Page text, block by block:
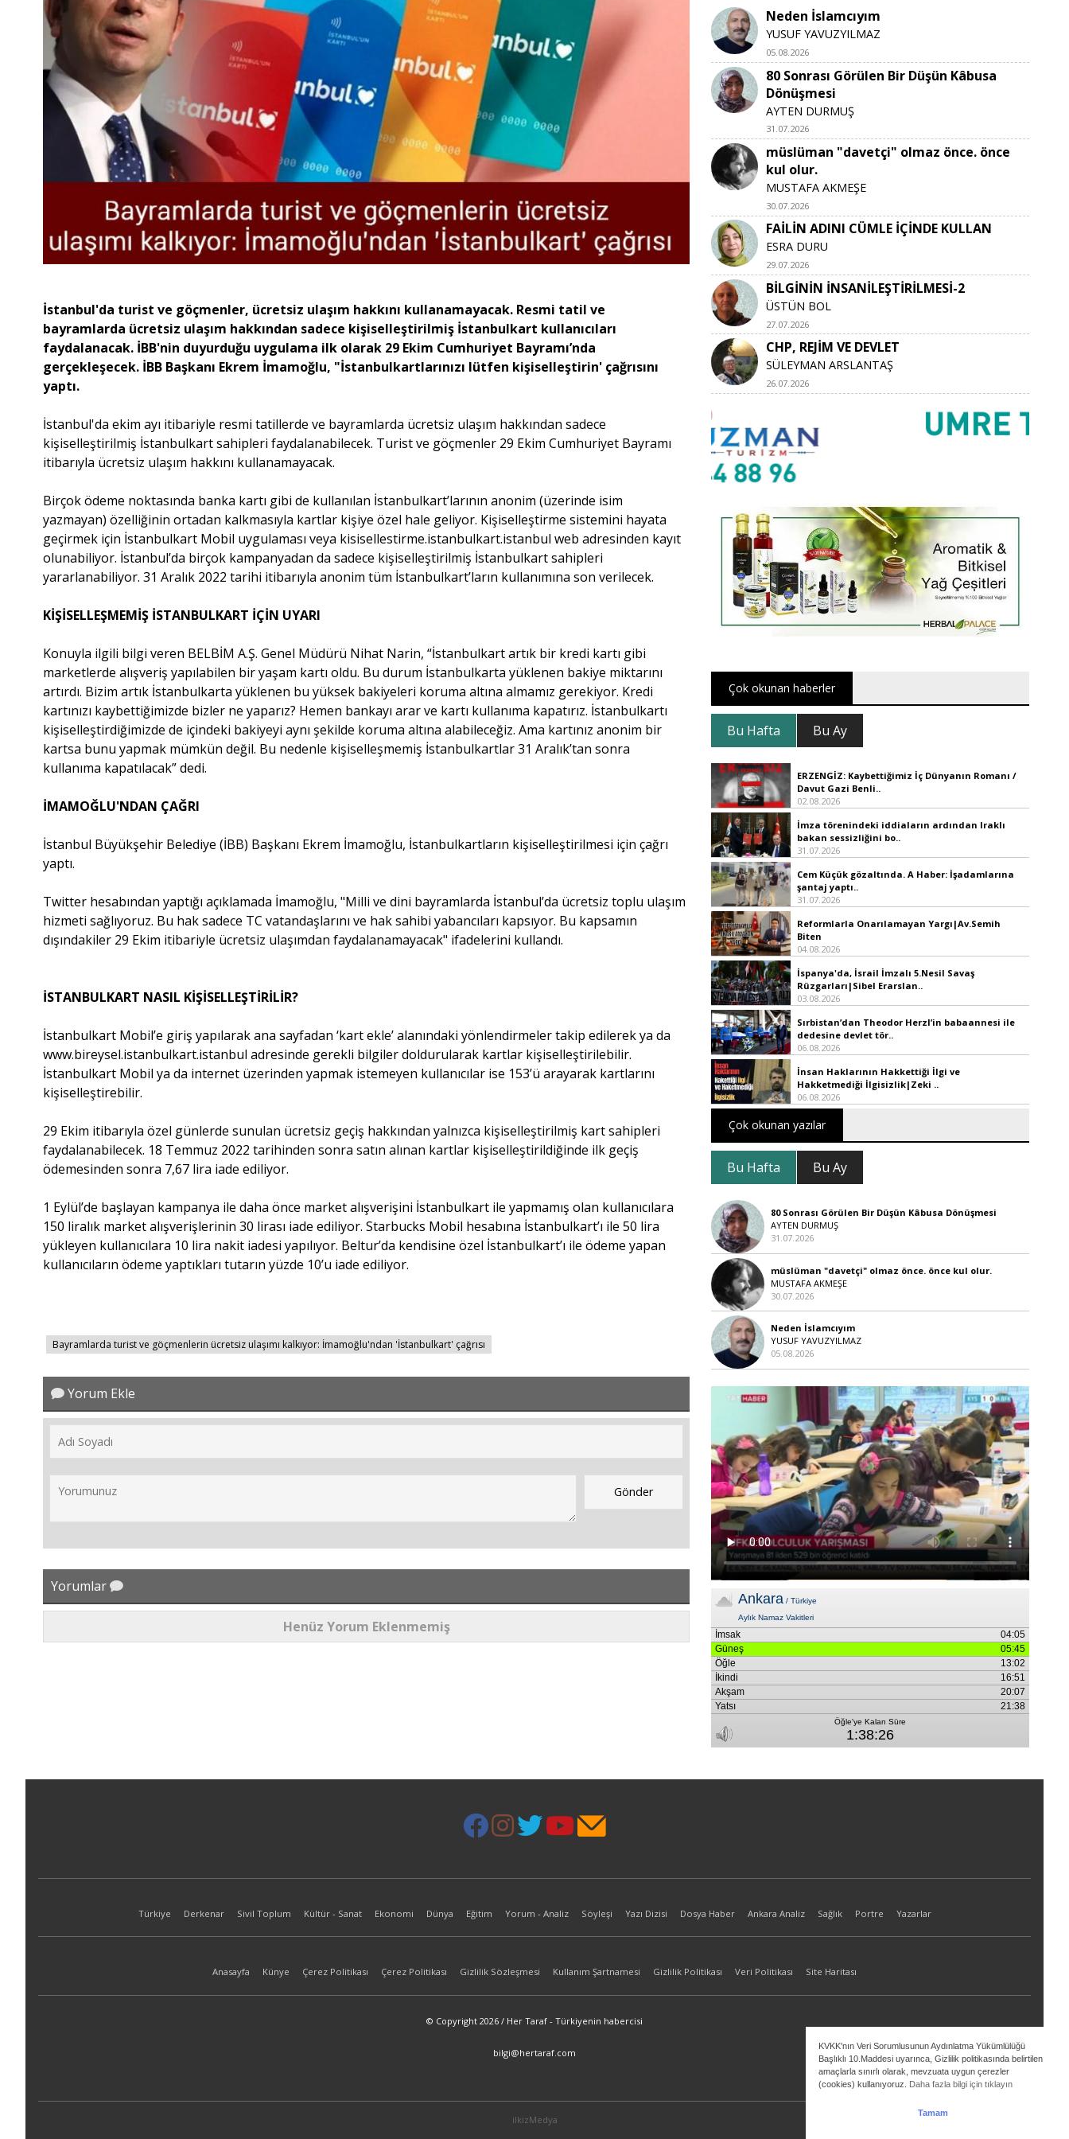
KVKK'nın Veri Sorumlusunun Aydınlatma Yükümlülüğü
Başlıklı 10.Maddesi uyarınca, Gizlilik politikasında belirtilen
amaçlarla sınırlı olarak, mevzuata uygun çerezler
(cookies) kullanıyoruz. Daha fazla bilgi için tıklayın
Tamam
İstanbul'da turist ve göçmenler, ücretsiz ulaşım hakkını kullanamayacak. Resmi tatil ve
bayramlarda ücretsiz ulaşım hakkından sadece kişiselleştirilmiş İstanbulkart kullanıcıları
faydalanacak. İBB'nin duyurduğu uygulama ilk olarak 29 Ekim Cumhuriyet Bayramı’nda
gerçekleşecek. İBB Başkanı Ekrem İmamoğlu, "İstanbulkartlarınızı lütfen kişiselleştirin' çağrısını
yaptı.
İstanbul'da ekim ayı itibariyle resmi tatillerde ve bayramlarda ücretsiz ulaşım hakkından sadece
kişiselleştirilmiş İstanbulkart sahipleri faydalanabilecek. Turist ve göçmenler 29 Ekim Cumhuriyet Bayramı
itibarıyla ücretsiz ulaşım hakkını kullanamayacak.
Birçok ödeme noktasında banka kartı gibi de kullanılan İstanbulkart’larının anonim (üzerinde isim
yazmayan) özelliğinin ortadan kalkmasıyla kartlar kişiye özel hale geliyor. Kişiselleştirme sistemini hayata
geçirmek için İstanbulkart Mobil uygulaması veya kisisellestirme.istanbulkart.istanbul web adresinden kayıt
olunabiliyor. İstanbul’da birçok kampanyadan da sadece kişiselleştirilmiş İstanbulkart sahipleri
yararlanabiliyor. 31 Aralık 2022 tarihi itibarıyla anonim tüm İstanbulkart’ların kullanımına son verilecek.
KİŞİSELLEŞMEMİŞ İSTANBULKART İÇİN UYARI
Konuyla ilgili bilgi veren BELBİM A.Ş. Genel Müdürü Nihat Narin, “İstanbulkart artık bir kredi kartı gibi
marketlerde alışveriş yapılabilen bir yaşam kartı oldu. Bu durum İstanbulkarta yüklenen bakiye miktarını
artırdı. Bizim artık İstanbulkarta yüklenen bu yüksek bakiyeleri koruma altına almamız gerekiyor. Kredi
kartınızı kaybettiğimizde bizler ne yaparız? Hemen bankayı arar ve kartı kullanıma kapatırız. İstanbulkartı
kişiselleştirdiğimizde de içindeki bakiyeyi aynı şekilde koruma altına alabileceğiz. Ama kartınız anonim bir
kartsa bunu yapmak mümkün değil. Bu nedenle kişiselleşmemiş İstanbulkartlar 31 Aralık’tan sonra
kullanıma kapatılacak” dedi.
İMAMOĞLU'NDAN ÇAĞRI
İstanbul Büyükşehir Belediye (İBB) Başkanı Ekrem İmamoğlu, İstanbulkartların kişiselleştirilmesi için çağrı
yaptı.
Twitter hesabından yaptığı açıklamada İmamoğlu, "Milli ve dini bayramlarda İstanbul’da ücretsiz toplu ulaşım
hizmeti sağlıyoruz. Bu hak sadece TC vatandaşlarını ve hak sahibi yabancıları kapsıyor. Bu kapsamın
dışındakiler 29 Ekim itibariyle ücretsiz ulaşımdan faydalanamayacak" ifadelerini kullandı.
İSTANBULKART NASIL KİŞİSELLEŞTİRİLİR?
İstanbulkart Mobil’e giriş yapılarak ana sayfadan ‘kart ekle’ alanındaki yönlendirmeler takip edilerek ya da
www.bireysel.istanbulkart.istanbul adresinde gerekli bilgiler doldurularak kartlar kişiselleştirilebilir.
İstanbulkart Mobil ya da internet üzerinden yapmak istemeyen kullanıcılar ise 153’ü arayarak kartlarını
kişiselleştirebilir.
29 Ekim itibarıyla özel günlerde sunulan ücretsiz geçiş hakkından yalnızca kişiselleştirilmiş kart sahipleri
faydalanabilecek. 18 Temmuz 2022 tarihinden sonra satın alınan kartlar kişiselleştirildiğinde ilk geçiş
ödemesinden sonra 7,67 lira iade ediliyor.
1 Eylül’de başlayan kampanya ile daha önce market alışverişini İstanbulkart ile yapmamış olan kullanıcılara
150 liralık market alışverişlerinin 30 lirası iade ediliyor. Starbucks Mobil hesabına İstanbulkart’ı ile 50 lira
yükleyen kullanıcılara 10 lira nakit iadesi yapılıyor. Beltur’da kendisine özel İstanbulkart’ı ile ödeme yapan
kullanıcıların ödeme yaptıkları tutarın yüzde 10’u iade ediliyor.
Bayramlarda turist ve göçmenlerin ücretsiz ulaşımı kalkıyor: İmamoğlu'ndan 'İstanbulkart' çağrısı
Yorum Ekle
Yorumlar
Henüz Yorum Eklenmemiş
Neden İslamcıyım
YUSUF YAVUZYILMAZ
05.08.2026
80 Sonrası Görülen Bir Düşün Kâbusa
Dönüşmesi
AYTEN DURMUŞ
31.07.2026
müslüman "davetçi" olmaz önce. önce
kul olur.
MUSTAFA AKMEŞE
30.07.2026
FAİLİN ADINI CÜMLE İÇİNDE KULLAN
ESRA DURU
29.07.2026
BİLGİNİN İNSANİLEŞTİRİLMESİ-2
ÜSTÜN BOL
27.07.2026
CHP, REJİM VE DEVLET
SÜLEYMAN ARSLANTAŞ
26.07.2026
Çok okunan haberler
Bu Hafta Bu Ay
ERZENGİZ: Kaybettiğimiz İç Dünyanın Romanı /
Davut Gazi Benli..
02.08.2026
İmza törenindeki iddiaların ardından Iraklı
bakan sessizliğini bo..
31.07.2026
Cem Küçük gözaltında. A Haber: İşadamlarına
şantaj yaptı..
31.07.2026
Reformlarla Onarılamayan Yargı|Av.Semih
Biten
04.08.2026
İspanya'da, İsrail İmzalı 5.Nesil Savaş
Rüzgarları|Sibel Erarslan..
03.08.2026
Sırbistan’dan Theodor Herzl’in babaannesi ile
dedesine devlet tör..
06.08.2026
İnsan Haklarının Hakkettiği İlgi ve
Hakketmediği İlgisizlik|Zeki ..
06.08.2026
Çok okunan yazılar
Bu Hafta Bu Ay
80 Sonrası Görülen Bir Düşün Kâbusa Dönüşmesi
AYTEN DURMUŞ
31.07.2026
müslüman "davetçi" olmaz önce. önce kul olur.
MUSTAFA AKMEŞE
30.07.2026
Neden İslamcıyım
YUSUF YAVUZYILMAZ
05.08.2026
Türkiye Derkenar Sivil Toplum Kültür - Sanat Ekonomi Dünya Eğitim Yorum - Analiz Söyleşi Yazı Dizisi Dosya Haber Ankara Analiz Sağlık Portre Yazarlar
Anasayfa Künye Çerez Politikası Çerez Politikası Gizlilik Sözleşmesi Kullanım Şartnamesi Gizlilik Politikası Veri Politikası Site Haritası
© Copyright 2026 / Her Taraf - Türkiyenin habercisi
bilgi@hertaraf.com
ilkizMedya